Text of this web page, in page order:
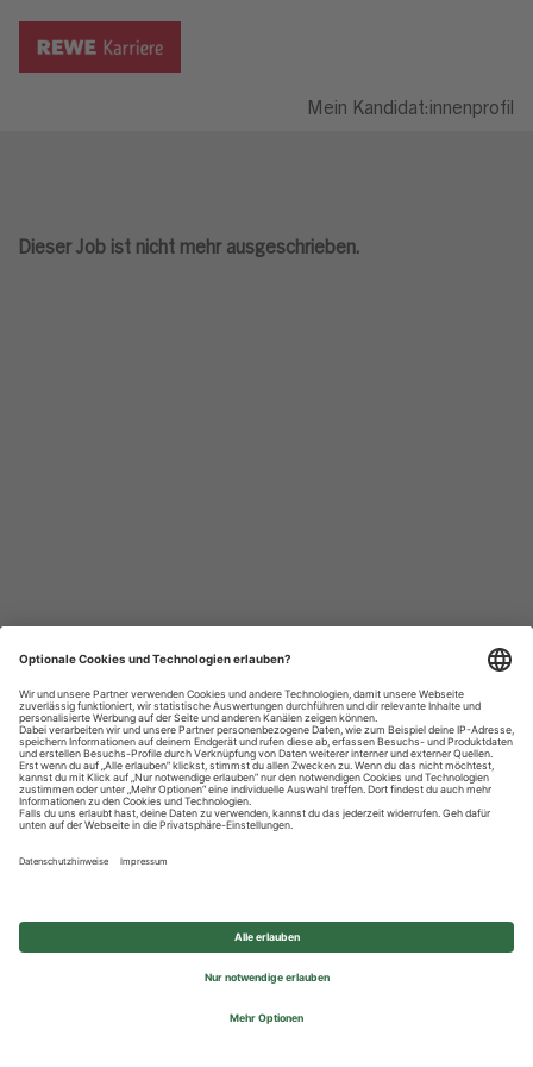
Mein Kandidat:innenprofil
Dieser Job ist nicht mehr ausgeschrieben.
Datenschutzhinweise
Impressum
Privatsphäre-Einstellungen
© 2026 REWE Group - All rights reserved